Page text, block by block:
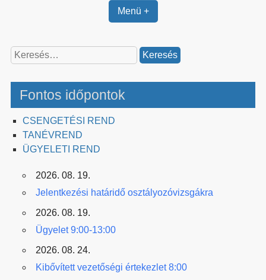
Menü +
Keresés:
Fontos időpontok
CSENGETÉSI REND
TANÉVREND
ÜGYELETI REND
2026. 08. 19.
Jelentkezési határidő osztályozóvizsgákra
2026. 08. 19.
Ügyelet 9:00-13:00
2026. 08. 24.
Kibővített vezetőségi értekezlet 8:00